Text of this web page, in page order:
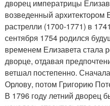
дворец императрицы
возведенный архитектором
растрелли (1700-1771) в
сентября 1754 родился
временем Елизавета стала
дворце, отдавая
ветшал постепенно.
Орлову, потом Григорию
В 1796 году летний дворец